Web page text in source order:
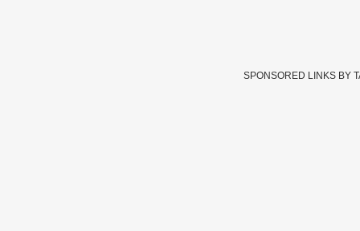
SPONSORED LINKS BY